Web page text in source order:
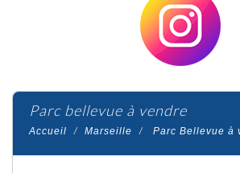
parc bellevue à vendre
Accueil Marseille Parc Bellevue à